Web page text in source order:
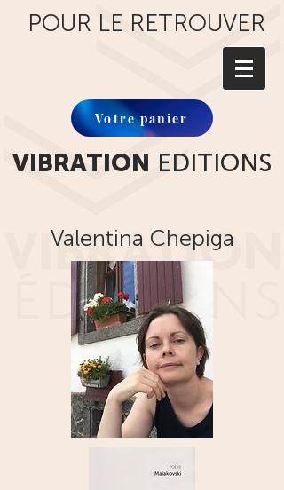
POUR LE RETROUVER
Votre panier
VIBRATION EDITIONS
Valentina Chepiga